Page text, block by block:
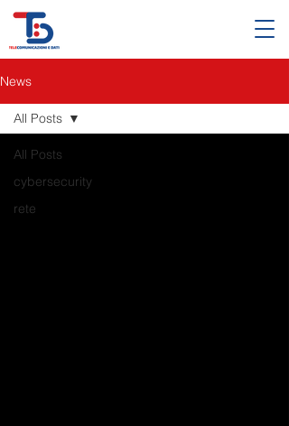
News
All Posts
cybersecurity
rete
All Posts